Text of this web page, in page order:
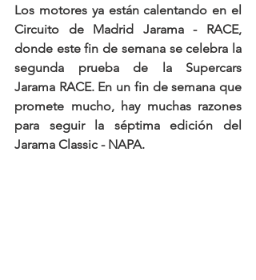
Los motores ya están calentando en el
Circuito de Madrid Jarama - RACE,
donde este fin de semana se celebra la
segunda prueba de la Supercars
Jarama RACE. En un fin de semana que
promete mucho, hay muchas razones
para seguir la séptima edición del
Jarama Classic - NAPA.